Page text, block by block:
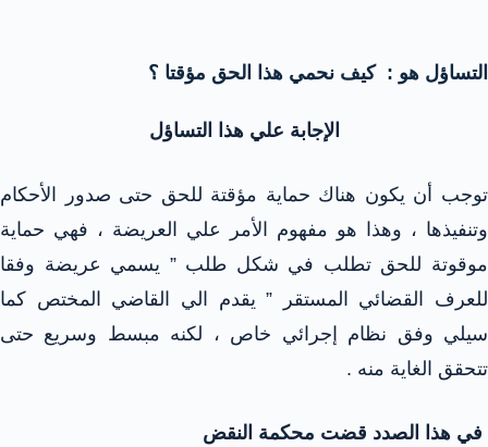
التساؤل هو : كيف نحمي هذا الحق مؤقتا ؟
الإجابة علي هذا التساؤل
توجب أن يكون هناك حماية مؤقتة للحق حتى صدور الأحكام
وتنفيذها ، وهذا هو مفهوم الأمر علي العريضة ، فهي حماية
موقوتة للحق تطلب في شكل طلب ” يسمي عريضة وفقا
للعرف القضائي المستقر ” يقدم الي القاضي المختص كما
سيلي وفق نظام إجرائي خاص ، لكنه مبسط وسريع حتى
تتحقق الغاية منه .
في هذا الصدد قضت محكمة النقض